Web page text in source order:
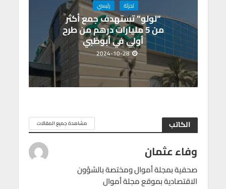
تجزئة رئيسي
“لولو” تستهدف جمع أكثر
من 5 مليارات درهم من طرح
أولي في أبوظبي
2024-10-28
الكاتب مشاهدة جميع المقالات
وفاء عثمان
صحفية بمجلة أموال ومختصة بالشؤون
الاقتصادية بموقع مجلة أموال